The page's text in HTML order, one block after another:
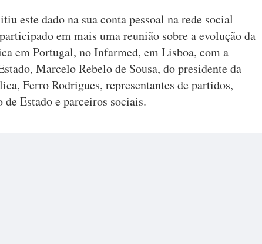
este dado na sua conta pessoal na rede social
em mais uma reunião sobre a evolução da
em Portugal, no Infarmed, em Lisboa, com a
Marcelo Rebelo de Sousa, do presidente da
Ferro Rodrigues, representantes de partidos,
Estado e parceiros sociais.